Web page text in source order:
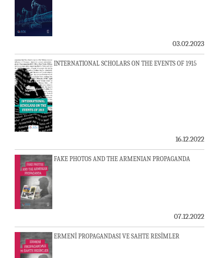
03.02.2023
INTERNATIONAL SCHOLARS ON THE EVENTS OF 1915
16.12.2022
FAKE PHOTOS AND THE ARMENIAN PROPAGANDA
07.12.2022
ERMENİ PROPAGANDASI VE SAHTE RESİMLER